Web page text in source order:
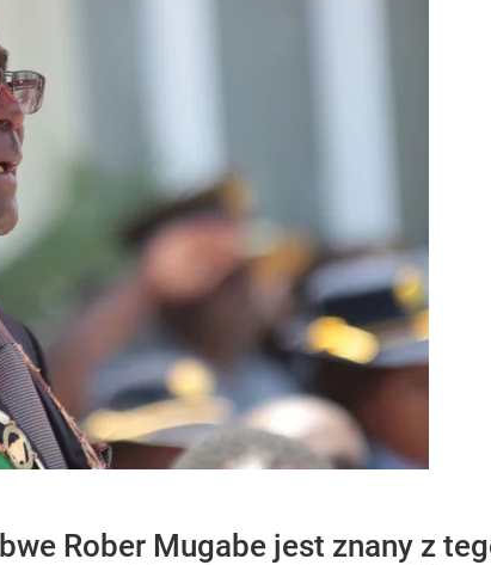
Rober Mugabe jest znany z